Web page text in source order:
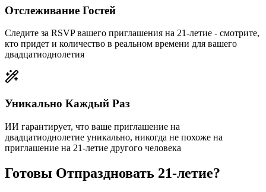
Отслеживание Гостей
Следите за RSVP вашего приглашения на 21-летие - смотрите,
кто придет и количество в реальном времени для вашего
двадцатиоднолетия
Уникально Каждый Раз
ИИ гарантирует, что ваше приглашение на
двадцатиоднолетие уникально, никогда не похоже на
приглашение на 21-летие другого человека
Готовы Отпраздновать 21-летие?